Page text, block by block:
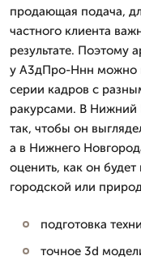
продающая подача,
частного клиента
результате. Поэтому
у А3дПро-Ннн можно
серии кадров с
ракурсами. В Нижний
так, чтобы он
а в Нижнего
оценить, как он
городской или
подготовка
точное 3d